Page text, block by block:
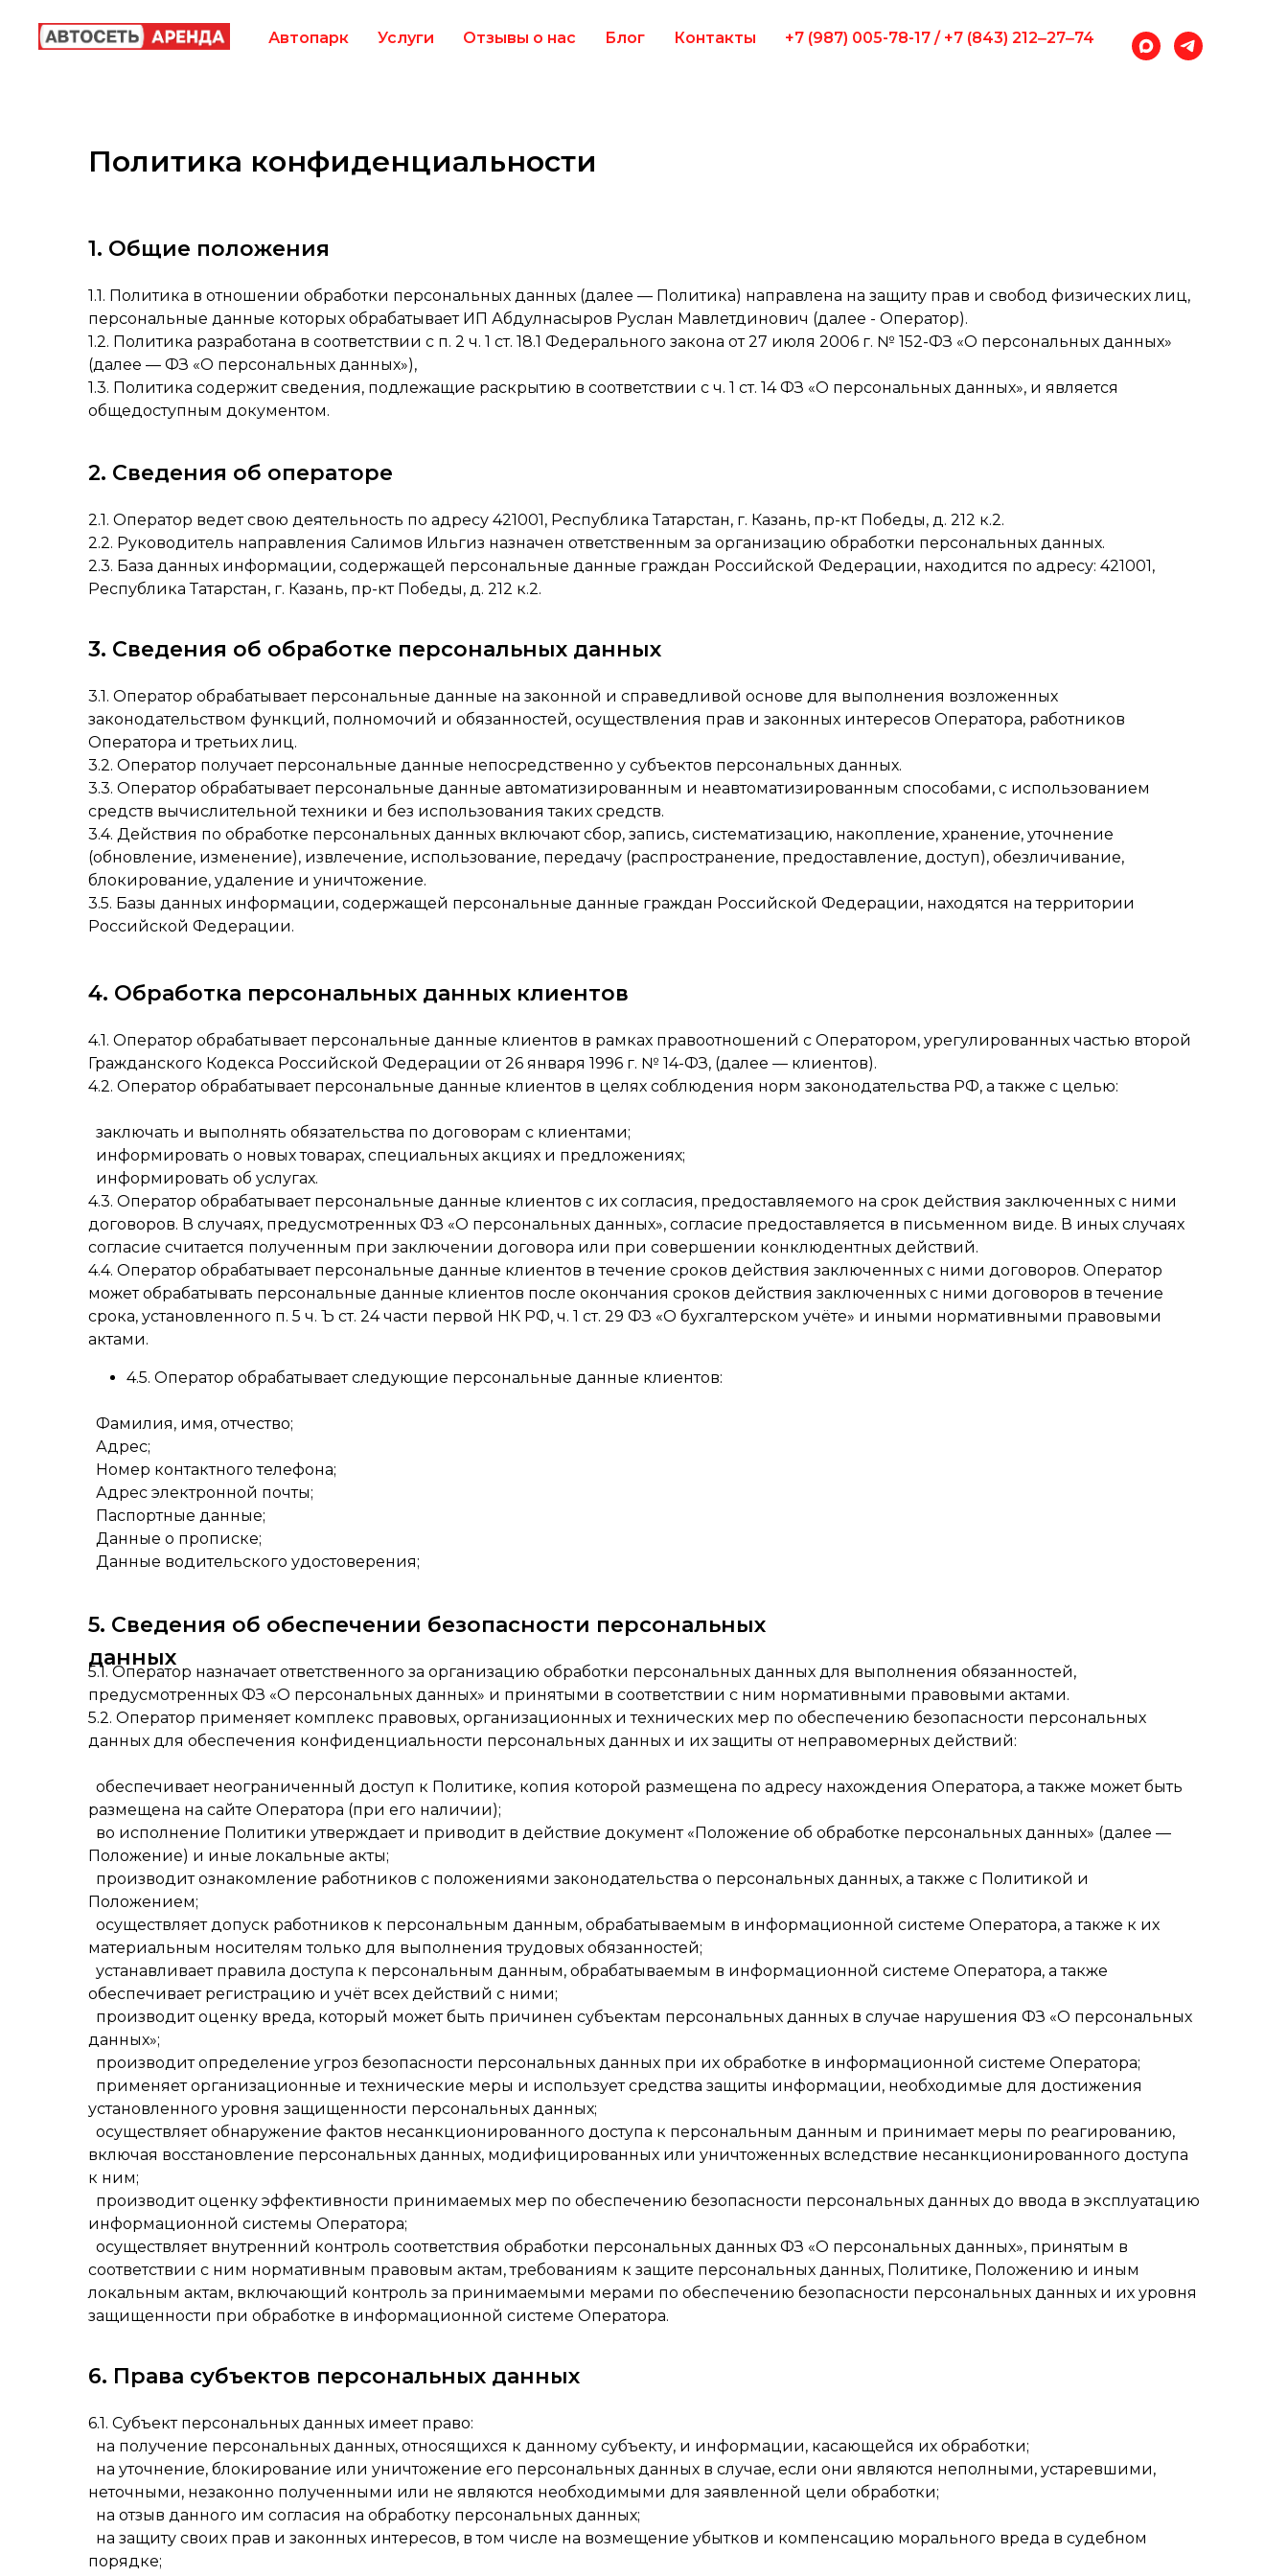
Автопарк Услуги Отзывы о нас Блог Контакты +7 (987) 005-78-17 / +7 (843) 212‒27‒74
1.1. Политика в отношении обработки персональных данных (далее — Политика) направлена на защиту прав и свобод физических лиц,
персональные данные которых обрабатывает ИП Абдулнасыров Руслан Мавлетдинович (далее - Оператор).
1.2. Политика разработана в соответствии с п. 2 ч. 1 ст. 18.1 Федерального закона от 27 июля 2006 г. № 152-ФЗ «О персональных данных»
(далее — ФЗ «О персональных данных»),
1.3. Политика содержит сведения, подлежащие раскрытию в соответствии с ч. 1 ст. 14 ФЗ «О персональных данных», и является
общедоступным документом.
1. Общие положения
2.1. Оператор ведет свою деятельность по адресу 421001, Республика Татарстан, г. Казань, пр-кт Победы, д. 212 к.2.
2.2. Руководитель направления Салимов Ильгиз назначен ответственным за организацию обработки персональных данных.
2.3. База данных информации, содержащей персональные данные граждан Российской Федерации, находится по адресу: 421001,
Республика Татарстан, г. Казань, пр-кт Победы, д. 212 к.2.
2. Сведения об операторе
3.1. Оператор обрабатывает персональные данные на законной и справедливой основе для выполнения возложенных
законодательством функций, полномочий и обязанностей, осуществления прав и законных интересов Оператора, работников
Оператора и третьих лиц.
3.2. Оператор получает персональные данные непосредственно у субъектов персональных данных.
3.3. Оператор обрабатывает персональные данные автоматизированным и неавтоматизированным способами, с использованием
средств вычислительной техники и без использования таких средств.
3.4. Действия по обработке персональных данных включают сбор, запись, систематизацию, накопление, хранение, уточнение
(обновление, изменение), извлечение, использование, передачу (распространение, предоставление, доступ), обезличивание,
блокирование, удаление и уничтожение.
3.5. Базы данных информации, содержащей персональные данные граждан Российской Федерации, находятся на территории
Российской Федерации.
3. Сведения об обработке персональных данных
4.1. Оператор обрабатывает персональные данные клиентов в рамках правоотношений с Оператором, урегулированных частью второй
Гражданского Кодекса Российской Федерации от 26 января 1996 г. № 14-ФЗ, (далее — клиентов).
4.2. Оператор обрабатывает персональные данные клиентов в целях соблюдения норм законодательства РФ, а также с целью:
заключать и выполнять обязательства по договорам с клиентами;
информировать о новых товарах, специальных акциях и предложениях;
информировать об услугах.
4.3. Оператор обрабатывает персональные данные клиентов с их согласия, предоставляемого на срок действия заключенных с ними
договоров. В случаях, предусмотренных ФЗ «О персональных данных», согласие предоставляется в письменном виде. В иных случаях
согласие считается полученным при заключении договора или при совершении конклюдентных действий.
4.4. Оператор обрабатывает персональные данные клиентов в течение сроков действия заключенных с ними договоров. Оператор
может обрабатывать персональные данные клиентов после окончания сроков действия заключенных с ними договоров в течение
срока, установленного п. 5 ч. Ъ ст. 24 части первой НК РФ, ч. 1 ст. 29 ФЗ «О бухгалтерском учёте» и иными нормативными правовыми
актами.
4.5. Оператор обрабатывает следующие персональные данные клиентов:
Фамилия, имя, отчество;
Адрес;
Номер контактного телефона;
Адрес электронной почты;
Паспортные данные;
Данные о прописке;
Данные водительского удостоверения;
4. Обработка персональных данных клиентов
5.1. Оператор назначает ответственного за организацию обработки персональных данных для выполнения обязанностей,
предусмотренных ФЗ «О персональных данных» и принятыми в соответствии с ним нормативными правовыми актами.
5.2. Оператор применяет комплекс правовых, организационных и технических мер по обеспечению безопасности персональных
данных для обеспечения конфиденциальности персональных данных и их защиты от неправомерных действий:
обеспечивает неограниченный доступ к Политике, копия которой размещена по адресу нахождения Оператора, а также может быть
размещена на сайте Оператора (при его наличии);
во исполнение Политики утверждает и приводит в действие документ «Положение об обработке персональных данных» (далее —
Положение) и иные локальные акты;
производит ознакомление работников с положениями законодательства о персональных данных, а также с Политикой и
Положением;
осуществляет допуск работников к персональным данным, обрабатываемым в информационной системе Оператора, а также к их
материальным носителям только для выполнения трудовых обязанностей;
устанавливает правила доступа к персональным данным, обрабатываемым в информационной системе Оператора, а также
обеспечивает регистрацию и учёт всех действий с ними;
производит оценку вреда, который может быть причинен субъектам персональных данных в случае нарушения ФЗ «О персональных
данных»;
производит определение угроз безопасности персональных данных при их обработке в информационной системе Оператора;
применяет организационные и технические меры и использует средства защиты информации, необходимые для достижения
установленного уровня защищенности персональных данных;
осуществляет обнаружение фактов несанкционированного доступа к персональным данным и принимает меры по реагированию,
включая восстановление персональных данных, модифицированных или уничтоженных вследствие несанкционированного доступа
к ним;
производит оценку эффективности принимаемых мер по обеспечению безопасности персональных данных до ввода в эксплуатацию
информационной системы Оператора;
осуществляет внутренний контроль соответствия обработки персональных данных ФЗ «О персональных данных», принятым в
соответствии с ним нормативным правовым актам, требованиям к защите персональных данных, Политике, Положению и иным
локальным актам, включающий контроль за принимаемыми мерами по обеспечению безопасности персональных данных и их уровня
защищенности при обработке в информационной системе Оператора.
5. Сведения об обеспечении безопасности персональных
данных
6.1. Субъект персональных данных имеет право:
на получение персональных данных, относящихся к данному субъекту, и информации, касающейся их обработки;
на уточнение, блокирование или уничтожение его персональных данных в случае, если они являются неполными, устаревшими,
неточными, незаконно полученными или не являются необходимыми для заявленной цели обработки;
на отзыв данного им согласия на обработку персональных данных;
на защиту своих прав и законных интересов, в том числе на возмещение убытков и компенсацию морального вреда в судебном
порядке;
6. Права субъектов персональных данных
Политика конфиденциальности